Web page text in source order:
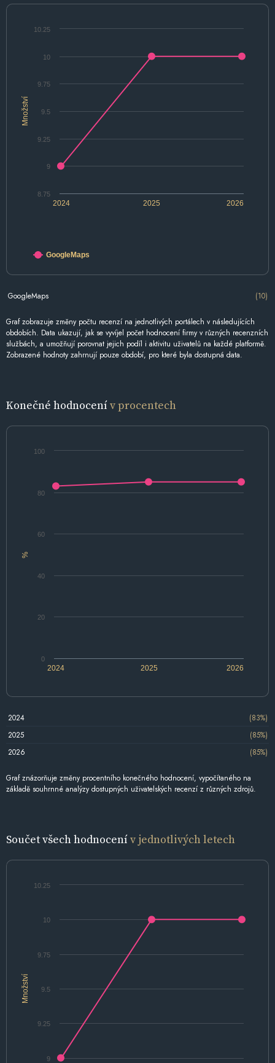
Množství
2024 2025 2026
8.75
9
9.25
9.5
9.75
10
10.25
GoogleMaps
GoogleMaps (10)
Graf zobrazuje změny počtu recenzí na jednotlivých portálech v následujících
obdobích. Data ukazují, jak se vyvíjel počet hodnocení firmy v různých recenzních
službách, a umožňují porovnat jejich podíl i aktivitu uživatelů na každé platformě.
Zobrazené hodnoty zahrnují pouze období, pro které byla dostupná data.
Konečné hodnocenív procentech
%
2024 2025 2026
0
20
40
60
80
100
2024
(83%)
2025
(85%)
2026
(85%)
Graf znázorňuje změny procentního konečného hodnocení, vypočítaného na
základě souhrnné analýzy dostupných uživatelských recenzí z různých zdrojů.
Součet všech hodnocenív jednotlivých letech
Množství
9
9.25
9.5
9.75
10
10.25